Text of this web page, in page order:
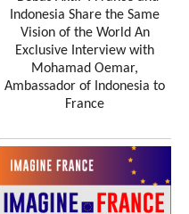
Indonesia Share the Same
Vision of the World An
Exclusive Interview with
Mohamad Oemar,
Ambassador of Indonesia to
France